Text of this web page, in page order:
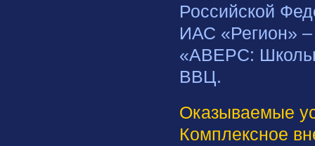
Российской
ИАС «Регион»
«АВЕРС:
ВВЦ.
Оказываемые
Комплексное